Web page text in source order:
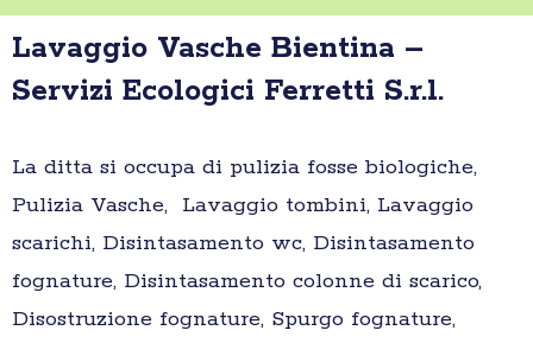
Lavaggio Vasche Bientina –
Servizi Ecologici Ferretti S.r.l.
La ditta si occupa di pulizia fosse biologiche,
Pulizia Vasche, Lavaggio tombini, Lavaggio
scarichi, Disintasamento wc, Disintasamento
fognature, Disintasamento colonne di scarico,
Disostruzione fognature, Spurgo fognature,